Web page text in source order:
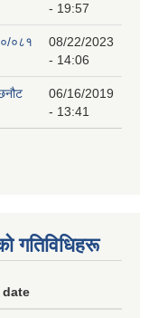
- 19:57
०८१
08/22/2023
- 14:06
06/16/2019
- 13:41
गतिविधिहरू
date